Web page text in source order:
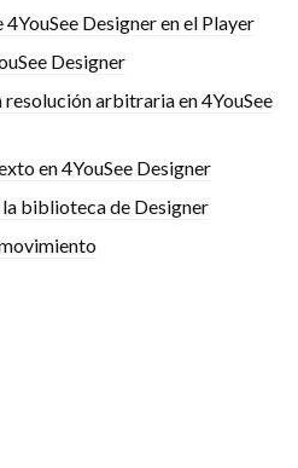
Designer en el Player
Designer
arbitraria en 4YouSee
en 4YouSee Designer
biblioteca de Designer